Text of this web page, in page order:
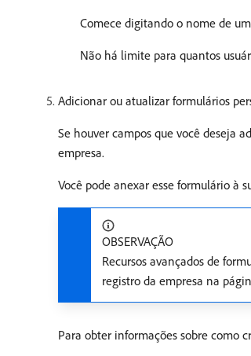
Comece digitando o nome de
Não há limite para quantos
Adicionar ou atualizar formulários
Se houver campos que você deseja
empresa.
Você pode anexar esse formulário à
OBSERVAÇÃO
Recursos avançados de
registro da empresa na
Para obter informações sobre como